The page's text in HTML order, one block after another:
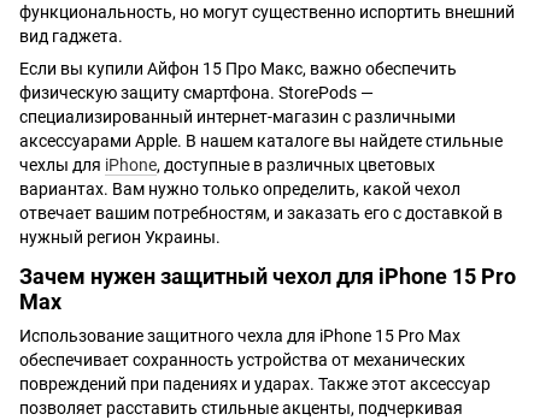
функциональность, но могут существенно испортить внешний
вид гаджета.
Если вы купили Айфон 15 Про Макс, важно обеспечить
физическую защиту смартфона. StorePods —
специализированный интернет-магазин с различными
аксессуарами Apple. В нашем каталоге вы найдете стильные
чехлы для iPhone, доступные в различных цветовых
вариантах. Вам нужно только определить, какой чехол
отвечает вашим потребностям, и заказать его с доставкой в
нужный регион Украины.
Зачем нужен защитный чехол для iPhone 15 Pro
Max
Использование защитного чехла для iPhone 15 Pro Max
обеспечивает сохранность устройства от механических
повреждений при падениях и ударах. Также этот аксессуар
позволяет расставить стильные акценты, подчеркивая